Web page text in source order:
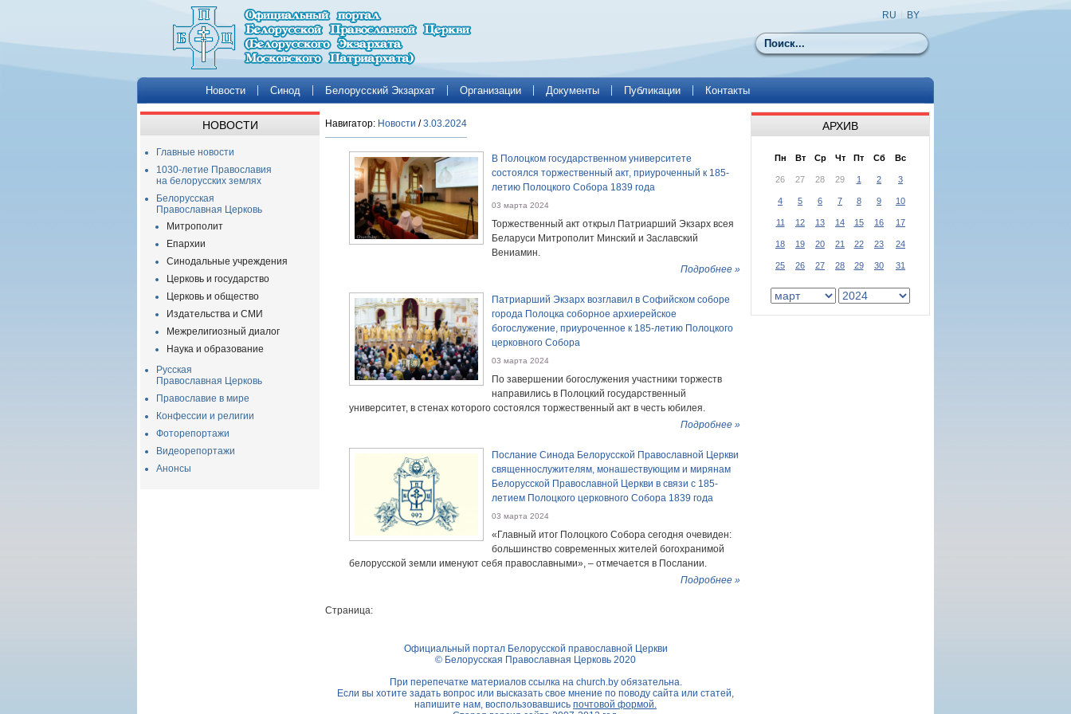
Поиск
RU BY
Новости Синод Белорусский Экзархат Организации Документы Публикации Контакты
НОВОСТИ
Главные новости
1030-летие Православия
на белорусских землях
Белорусская
Православная Церковь
Митрополит
Епархии
Синодальные учреждения
Церковь и государство
Церковь и общество
Издательства и СМИ
Межрелигиозный диалог
Наука и образование
Русская
Православная Церковь
Православие в мире
Конфессии и религии
Фоторепортажи
Видеорепортажи
Анонсы
Навигатор: Новости /3.03.2024
В Полоцком государственном университете
состоялся торжественный акт, приуроченный к 185-
летию Полоцкого Собора 1839 года
03 марта 2024
Торжественный акт открыл Патриарший Экзарх всея
Беларуси Митрополит Минский и Заславский
Вениамин.
Подробнее »
Патриарший Экзарх возглавил в Софийском соборе
города Полоцка соборное архиерейское
богослужение, приуроченное к 185-летию Полоцкого
церковного Собора
03 марта 2024
По завершении богослужения участники торжеств
направились в Полоцкий государственный
университет, в стенах которого состоялся торжественный акт в честь юбилея.
Подробнее »
Послание Синода Белорусской Православной Церкви
священнослужителям, монашествующим и мирянам
Белорусской Православной Церкви в связи с 185-
летием Полоцкого церковного Собора 1839 года
03 марта 2024
«Главный итог Полоцкого Собора сегодня очевиден:
большинство современных жителей богохранимой
белорусской земли именуют себя православными», – отмечается в Послании.
Подробнее »
Страница:
АРХИВ
Пн Вт Ср Чт Пт Сб Вс
26 27 28 29 1 2 3
4 5 6 7 8 9 10
11 12 13 14 15 16 17
18 19 20 21 22 23 24
25 26 27 28 29 30 31
Официальный портал Белорусской православной Церкви
© Белорусская Православная Церковь 2020
При перепечатке материалов ссылка на church.byобязательна.
Если вы хотите задать вопрос или высказать свое мнение по поводу сайта или статей,
напишите нам, воспользовавшись почтовой формой.